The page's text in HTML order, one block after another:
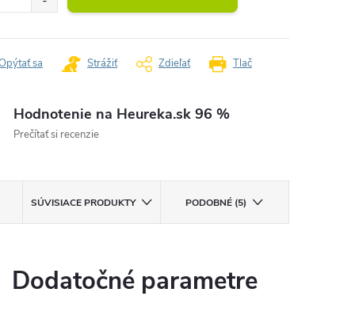
Tlač
sa Strážiť Zdieľať
Hodnotenie na Heureka.sk 96 %
Prečítať si recenzie
SÚVISIACE PRODUKTY PODOBNÉ (5)
Dodatočné parametre